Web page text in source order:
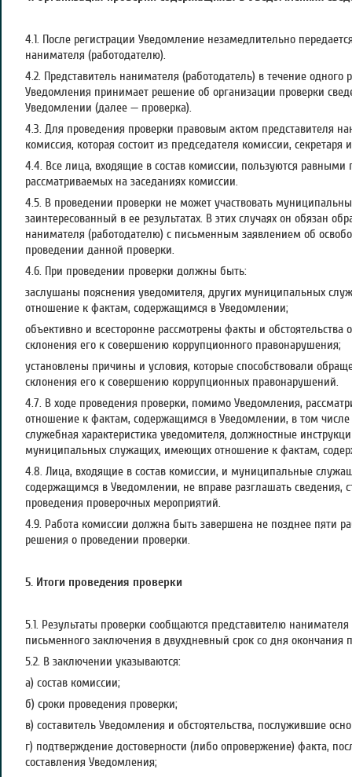
4.1. После регистрации Уведомление незамедлительно
нанимателя (работодателю).
4.2. Представитель нанимателя (работодатель) в течение одного
Уведомления принимает решение об организации проверки
Уведомлении (далее — проверка).
4.3. Для проведения проверки правовым актом представителя
комиссия, которая состоит из председателя комиссии, секретаря
4.4. Все лица, входящие в состав комиссии, пользуются
рассматриваемых на заседаниях комиссии.
4.5. В проведении проверки не может участвовать
заинтересованный в ее результатах. В этих случаях он обязан
нанимателя (работодателю) с письменным заявлением об
проведении данной проверки.
4.6. При проведении проверки должны быть:
заслушаны пояснения уведомителя, других муниципальных
отношение к фактам, содержащимся в Уведомлении;
объективно и всесторонне рассмотрены факты и
склонения его к совершению коррупционного правонарушения;
установлены причины и условия, которые способствовали
склонения его к совершению коррупционных правонарушений.
4.7. В ходе проведения проверки, помимо Уведомления,
отношение к фактам, содержащимся в Уведомлении, в том
служебная характеристика уведомителя, должностные
муниципальных служащих, имеющих отношение к фактам,
4.8. Лица, входящие в состав комиссии, и муниципальные
содержащимся в Уведомлении, не вправе разглашать сведения,
проведения проверочных мероприятий.
4.9. Работа комиссии должна быть завершена не позднее пяти
решения о проведении проверки.
5. Итоги проведения проверки
5.1. Результаты проверки сообщаются представителю
письменного заключения в двухдневный срок со дня окончания
5.2. В заключении указываются:
а) состав комиссии;
б) сроки проведения проверки;
в) составитель Уведомления и обстоятельства, послужившие
г) подтверждение достоверности (либо опровержение) факта,
составления Уведомления;